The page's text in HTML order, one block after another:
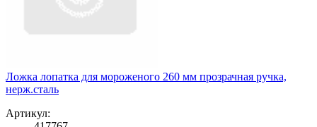
Ложка лопатка для мороженого 260 мм прозрачная ручка,
нерж.сталь
Артикул: